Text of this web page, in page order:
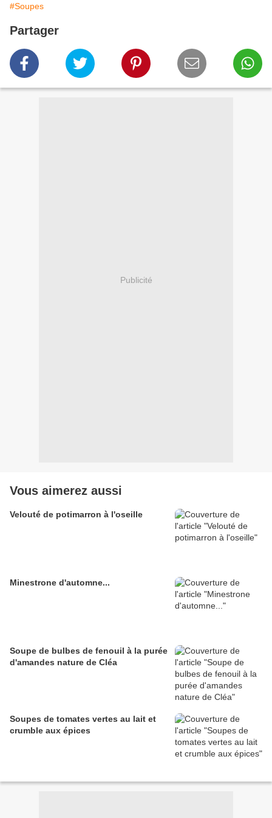
#Soupes
Partager
Publicité
Vous aimerez aussi
Velouté de potimarron à l'oseille
Minestrone d'automne...
Soupe de bulbes de fenouil à la purée
d'amandes nature de Cléa
Soupes de tomates vertes au lait et
crumble aux épices